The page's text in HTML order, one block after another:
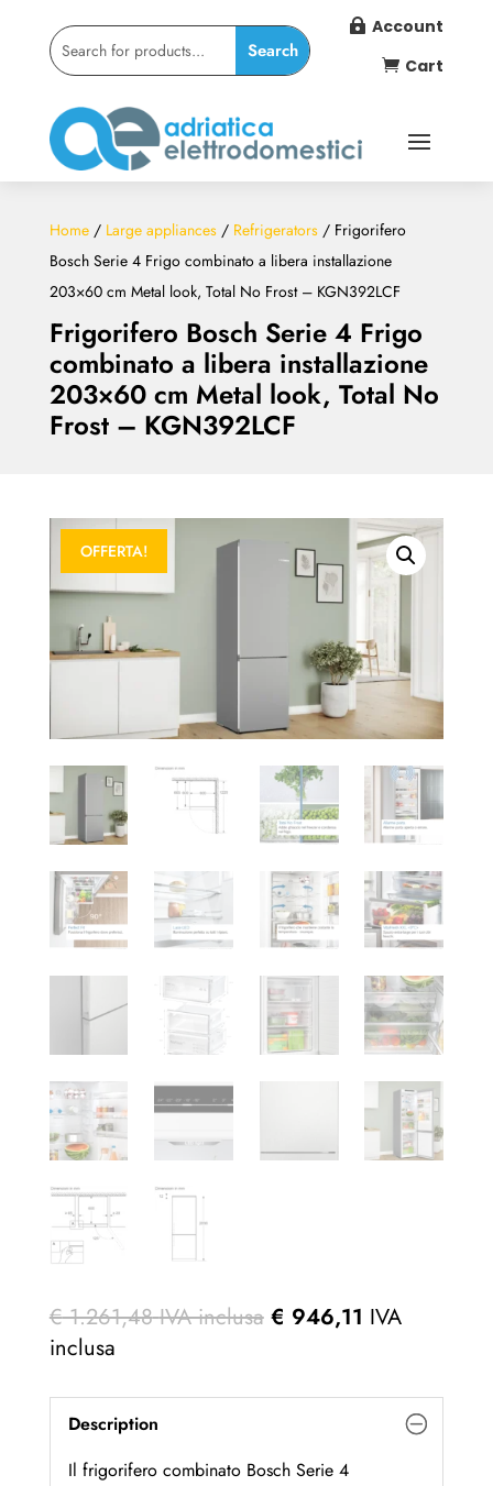
 Account
 Cart
Frigorifero Bosch Serie 4 Frigo
combinato a libera installazione
203×60 cm Metal look, Total No
Frost – KGN392LCF
Home/ Large appliances/ Refrigerators/ Frigorifero
Bosch Serie 4 Frigo combinato a libera installazione
203×60 cm Metal look, Total No Frost – KGN392LCF
OFFERTA!
€1.261,48 IVA inclusa € 946,11 IVA
inclusa
Description
Il frigorifero combinato Bosch Serie 4